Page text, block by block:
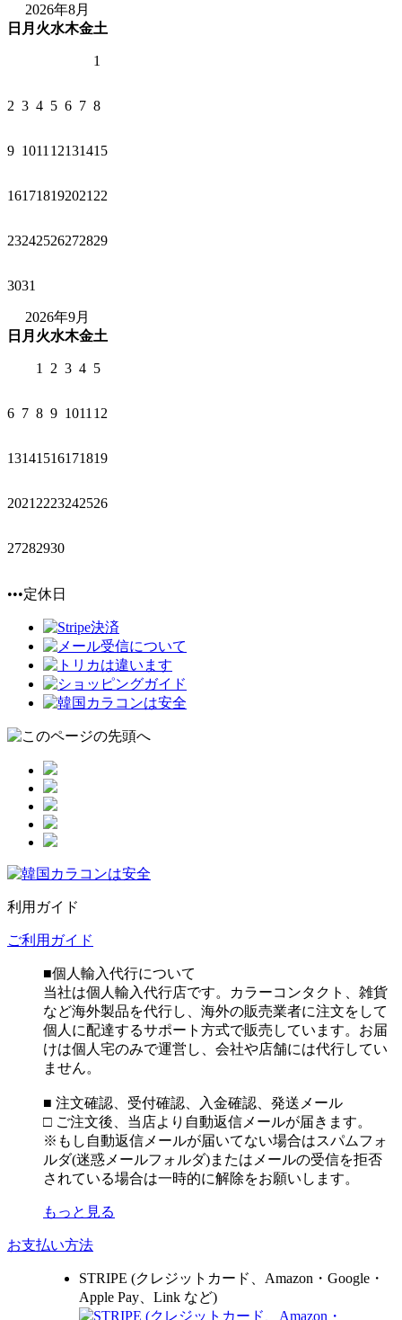
2026年8月
日 月 火水木金土
1
2 3 4 5 6 7 8
9 1011 12131415
161718192021 22
23242526272829
3031
2026年9月
日 月 火水木金土
1 2 3 4 5
6 7 8 9 1011 12
13141516171819
2021 2223242526
27282930
•••定休日
利用ガイド
ご利用ガイド
■個人輸入代行について
当社は個人輸入代行店です。カラーコンタクト、雑貨
など海外製品を代行し、海外の販売業者に注文をして
個人に配達するサポート方式で販売しています。お届
けは個人宅のみで運営し、会社や店舗には代行してい
ません。
■ 注文確認、受付確認、入金確認、発送メール
□ ご注文後、当店より自動返信メールが届きます。
※もし自動返信メールが届いてない場合はスパムフォ
ルダ(迷惑メールフォルダ)またはメールの受信を拒否
されている場合は一時的に解除をお願いします。
もっと見る
お支払い方法
STRIPE (クレジットカード、Amazon・Google・
Apple Pay、Link など)